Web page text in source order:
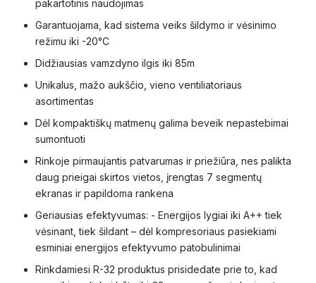
pakartotinis naudojimas
Garantuojama, kad sistema veiks šildymo ir vėsinimo
režimu iki -20°C
Didžiausias vamzdyno ilgis iki 85m
Unikalus, mažo aukščio, vieno ventiliatoriaus
asortimentas
Dėl kompaktiškų matmenų galima beveik nepastebimai
sumontuoti
Rinkoje pirmaujantis patvarumas ir priežiūra, nes palikta
daug prieigai skirtos vietos, įrengtas 7 segmentų
ekranas ir papildoma rankena
Geriausias efektyvumas: - Energijos lygiai iki A++ tiek
vėsinant, tiek šildant – dėl kompresoriaus pasiekiami
esminiai energijos efektyvumo patobulinimai
Rinkdamiesi R-32 produktus prisidedate prie to, kad